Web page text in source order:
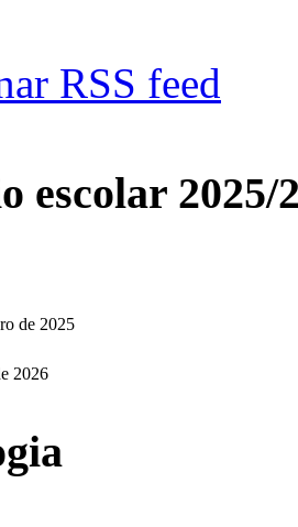
RSS feed
escolar 2025/
de 2025
2026